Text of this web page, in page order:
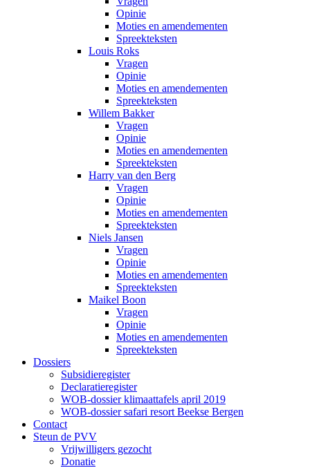
Opinie
Moties en amendementen
Spreekteksten
Louis Roks
Vragen
Opinie
Moties en amendementen
Spreekteksten
Willem Bakker
Vragen
Opinie
Moties en amendementen
Spreekteksten
Harry van den Berg
Vragen
Opinie
Moties en amendementen
Spreekteksten
Niels Jansen
Vragen
Opinie
Moties en amendementen
Spreekteksten
Maikel Boon
Vragen
Opinie
Moties en amendementen
Spreekteksten
Dossiers
Subsidieregister
Declaratieregister
WOB-dossier klimaattafels april 2019
WOB-dossier safari resort Beekse Bergen
Contact
Steun de PVV
Vrijwilligers gezocht
Donatie